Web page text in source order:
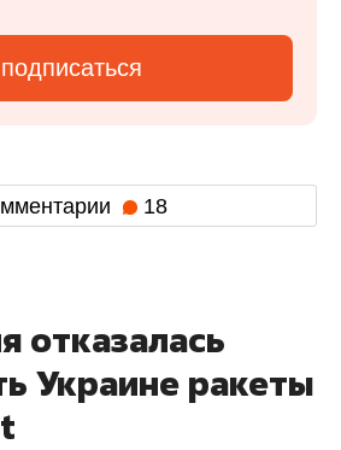
подписаться
18
отказалась
Украине ракеты